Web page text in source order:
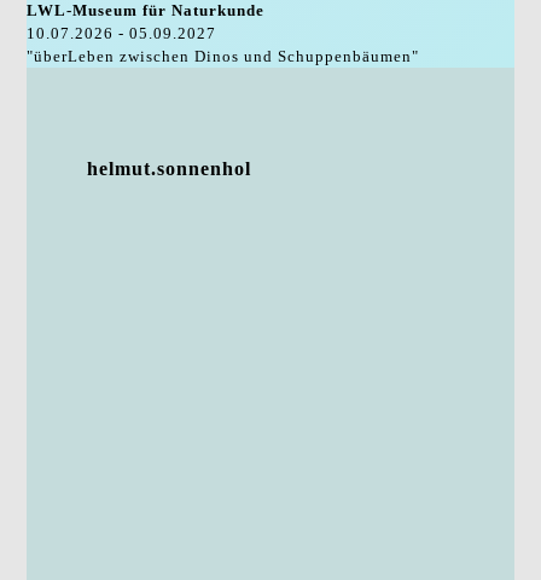
LWL-Museum für Naturkunde
10.07.2026 - 05.09.2027
"überLeben zwischen Dinos und Schuppenbäumen"
helmut.sonnenhol